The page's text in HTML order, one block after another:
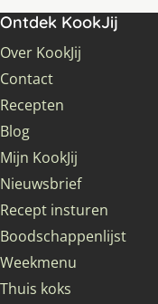
Ontdek KookJij
Over KookJij
Contact
Recepten
Blog
Mijn KookJij
Nieuwsbrief
Recept insturen
Boodschappenlijst
Weekmenu
Thuis koks